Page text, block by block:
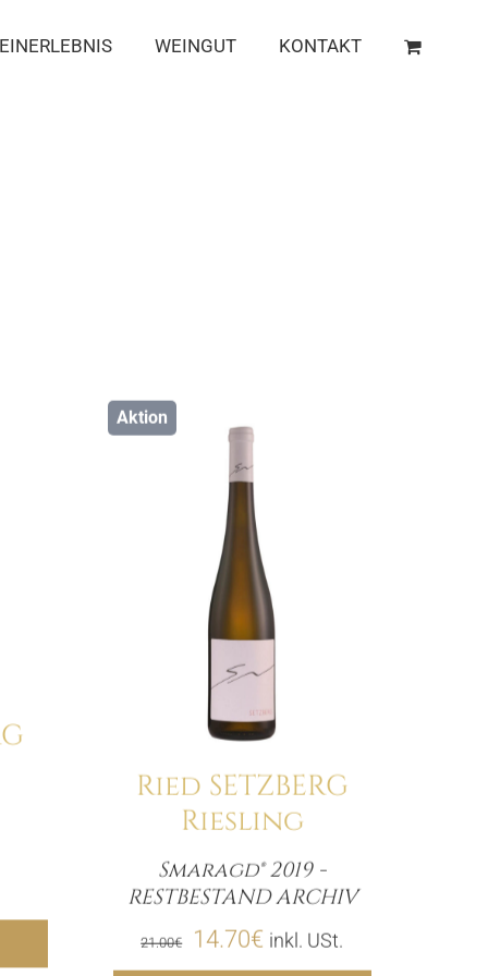
WEINGUT KONTAKT
Aktion
Ried SETZBERG
Riesling
Smaragd® 2019 -
RESTBESTAND ARCHIV
21.00€
Ursprünglicher
14.70€ Aktueller
inkl. USt.
Menge